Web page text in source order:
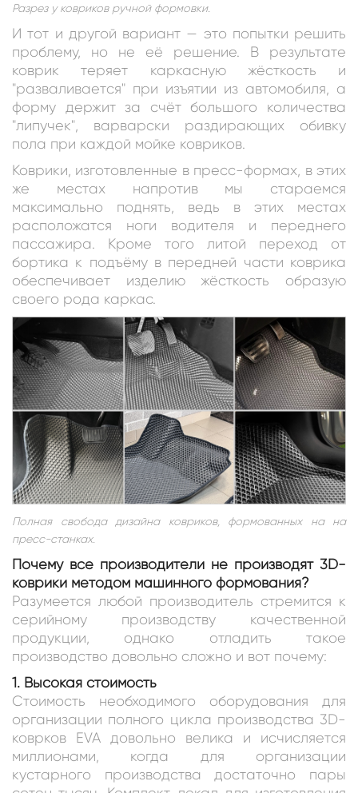
Разрез у ковриков ручной формовки.
И тот и другой вариант — это попытки решить
проблему, но не её решение. В результате
коврик теряет каркасную жёсткость и
"разваливается" при изъятии из автомобиля, а
форму держит за счёт большого количества
"липучек", варварски раздирающих обивку
пола при каждой мойке ковриков.
Коврики, изготовленные в пресс-формах, в этих
же местах напротив мы стараемся
максимально поднять, ведь в этих местах
расположатся ноги водителя и переднего
пассажира. Кроме того литой переход от
бортика к подъёму в передней части коврика
обеспечивает изделию жёсткость образую
своего рода каркас.
Полная свобода дизайна ковриков, формованных на на
пресс-станках.
Почему все производители не производят 3D-
коврики методом машинного формования?
Разумеется любой производитель стремится к
серийному производству качественной
продукции, однако отладить такое
производство довольно сложно и вот почему:
1. Высокая стоимость
Стоимость необходимого оборудования для
организации полного цикла производства 3D-
коврков EVA довольно велика и исчисляется
миллионами, когда для организации
кустарного производства достаточно пары